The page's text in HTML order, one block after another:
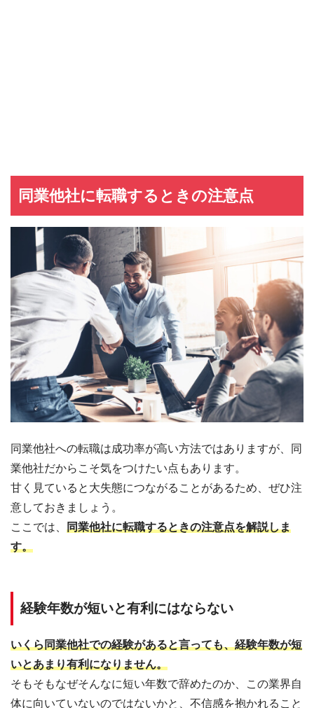
同業他社に転職するときの注意点
同業他社への転職は成功率が高い方法ではありますが、同
業他社だからこそ気をつけたい点もあります。
甘く見ていると大失態につながることがあるため、ぜひ注
意しておきましょう。
ここでは、 同業他社に転職するときの注意点を解説しま
す。
経験年数が短いと有利にはならない
いくら同業他社での経験があると言っても、経験年数が短
いとあまり有利になりません。
そもそもなぜそんなに短い年数で辞めたのか、この業界自
体に向いていないのではないかと、不信感を抱かれること